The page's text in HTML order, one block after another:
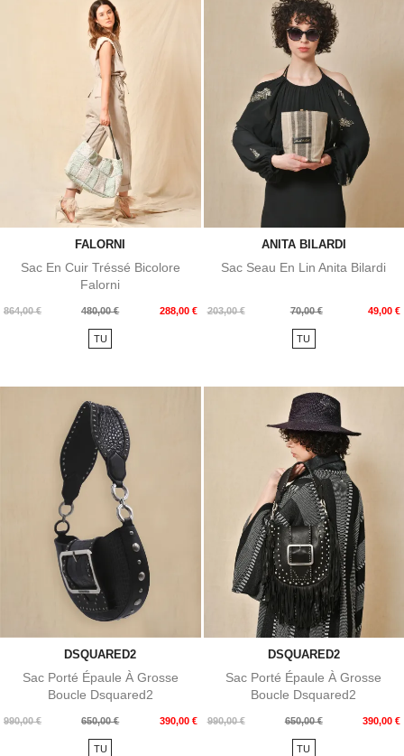
FALORNI
Sac En Cuir Tréssé Bicolore
Falorni
864,00 €
Prix
480,00 € 288,00 €
Prix
TU
ANITA BILARDI
Sac Seau En Lin Anita Bilardi
203,00 €
Prix
70,00 € 49,00 €
Prix
TU
DSQUARED2
Sac Porté Épaule À Grosse
Boucle Dsquared2
990,00 €
Prix
650,00 € 390,00 €
Prix
TU
DSQUARED2
Sac Porté Épaule À Grosse
Boucle Dsquared2
990,00 €
Prix
650,00 € 390,00 €
Prix
TU